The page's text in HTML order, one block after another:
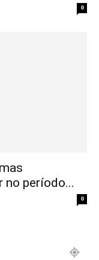
0
no período...
0